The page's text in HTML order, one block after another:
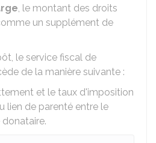
, le montant des droits
un supplément de
le service fiscal de
de la manière suivante :
et le taux d'imposition
lien de parenté entre le